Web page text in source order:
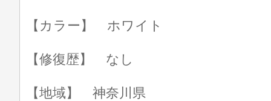
【カラー】 ホワイト
【修復歴】 なし
【地域】 神奈川県